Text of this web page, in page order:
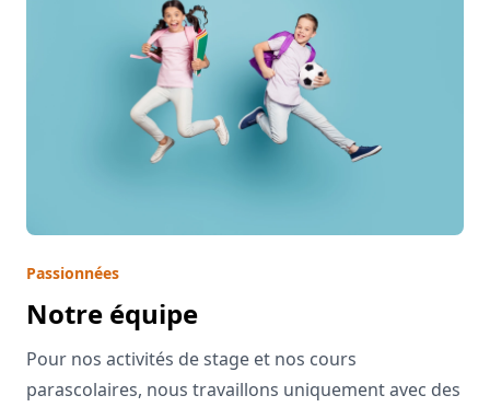
Passionnées
Notre équipe
Pour nos activités de stage et nos cours
parascolaires, nous travaillons uniquement avec des